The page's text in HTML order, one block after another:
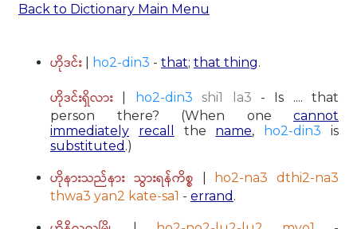
Back to Dictionary Main Menu
ဟိုဒင်း ho2-din3 - that; that thing.
ဟိုဒင်းရှိလား ho2-din3 shi1 la3 - Is .... that
person there? (When one cannot
immediately
recall the name, ho2-din3 is
substituted .)
ဟိုနားသည်နား သွားရန်ကိစ္စ
ho2-na3 dthi2-na3
thwa3 yan2 kate-sa1 - errand .